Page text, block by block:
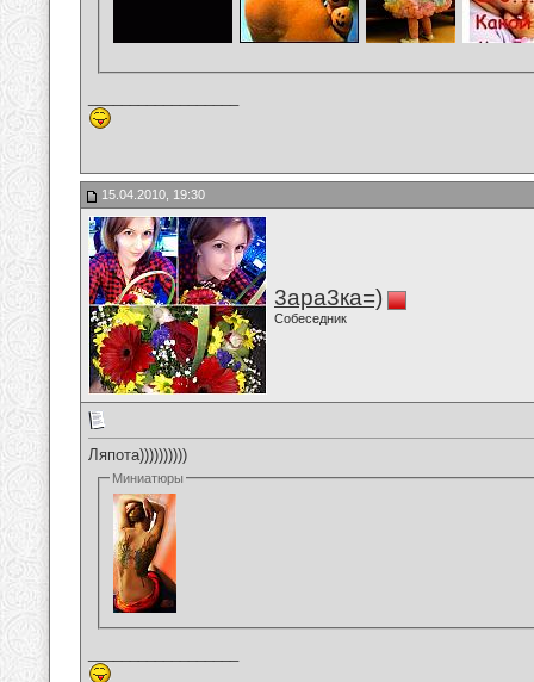
15.04.2010, 19:30
3ара3ка=)
Собеседник
Ляпота))))))))))
Миниатюры